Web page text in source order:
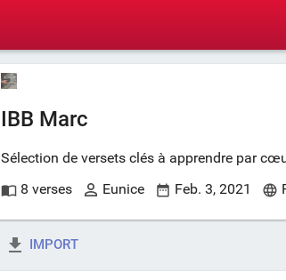
IBB Marc
Sélection de versets clés à apprendre par
8 verses
Eunice Feb. 3, 2021
IMPORT